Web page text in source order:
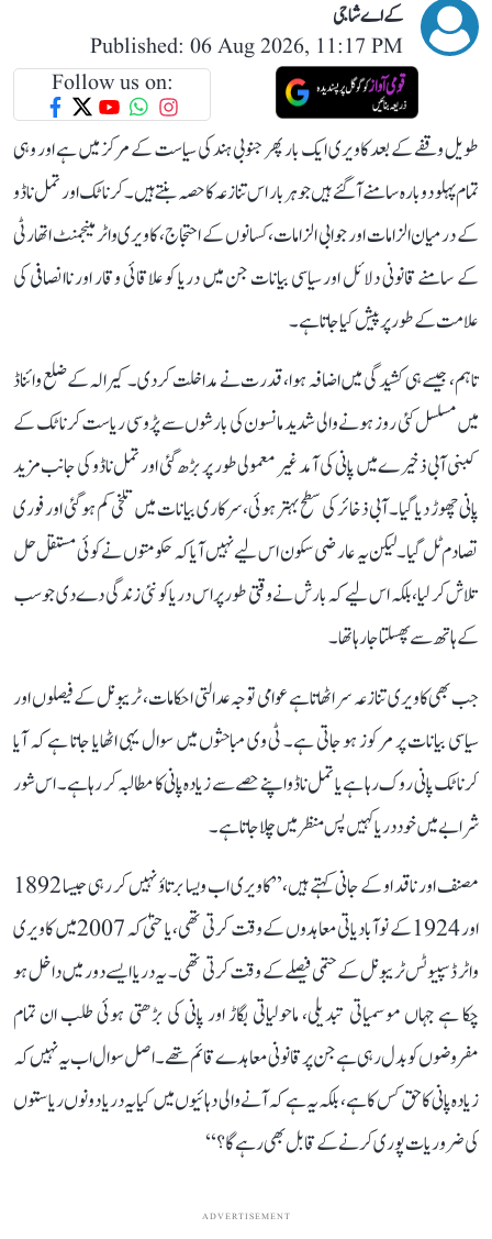
کے اے شاجی
Published: 06 Aug 2026, 11:17 PM
Follow us on:
طویل وقفے کے بعد کاویری ایک بار پھر جنوبی ہند کی سیاست کے مرکز میں ہے اور وہی
تمام پہلو دوبارہ سامنے آ گئے ہیں جو ہر بار اس تنازعہ کا حصہ بنتے ہیں۔ کرناٹک اور تمل ناڈو
کے درمیان الزامات اور جوابی الزامات، کسانوں کے احتجاج، کاویری واٹر مینجمنٹ اتھارٹی
کے سامنے قانونی دلائل اور سیاسی بیانات جن میں دریا کو علاقائی وقار اور ناانصافی کی
علامت کے طور پر پیش کیا جاتا ہے۔
تاہم، جیسے ہی کشیدگی میں اضافہ ہوا، قدرت نے مداخلت کر دی۔ کیرالہ کے ضلع وائناڈ
میں مسلسل کئی روز ہونے والی شدید مانسون کی بارشوں سے پڑوسی ریاست کرناٹک کے
کبنی آبی ذخیرے میں پانی کی آمد غیر معمولی طور پر بڑھ گئی اور تمل ناڈو کی جانب مزید
پانی چھوڑ دیا گیا۔ آبی ذخائر کی سطح بہتر ہوئی، سرکاری بیانات میں تلخی کم ہو گئی اور فوری
تصادم ٹل گیا۔ لیکن یہ عارضی سکون اس لیے نہیں آیا کہ حکومتوں نے کوئی مستقل حل
تلاش کر لیا، بلکہ اس لیے کہ بارش نے وقتی طور پر اس دریا کو نئی زندگی دے دی جو سب
کے ہاتھ سے پھسلتا جا رہا تھا۔
جب بھی کاویری تنازعہ سر اٹھاتا ہے عوامی توجہ عدالتی احکامات، ٹریبونل کے فیصلوں اور
سیاسی بیانات پر مرکوز ہو جاتی ہے۔ ٹی وی مباحثوں میں سوال یہی اٹھایا جاتا ہے کہ آیا
کرناٹک پانی روک رہا ہے یا تمل ناڈو اپنے حصے سے زیادہ پانی کا مطالبہ کر رہا ہے۔ اس شور
شرابے میں خود دریا کہیں پس منظر میں چلا جاتا ہے۔
مصنف اور ناقد او کے جانی کہتے ہیں، ’’کاویری اب ویسا برتاؤ نہیں کر رہی جیسا 1892
اور 1924 کے نوآبادیاتی معاہدوں کے وقت کرتی تھی، یا حتیٰ کہ 2007 میں کاویری
واٹر ڈسپیوٹس ٹریبونل کے حتمی فیصلے کے وقت کرتی تھی۔ یہ دریا ایسے دور میں داخل ہو
چکا ہے جہاں موسمیاتی تبدیلی، ماحولیاتی بگاڑ اور پانی کی بڑھتی ہوئی طلب ان تمام
مفروضوں کو بدل رہی ہے جن پر قانونی معاہدے قائم تھے۔ اصل سوال اب یہ نہیں کہ
زیادہ پانی کا حق کس کا ہے، بلکہ یہ ہے کہ آنے والی دہائیوں میں کیا یہ دریا دونوں ریاستوں
کی ضروریات پوری کرنے کے قابل بھی رہے گا؟‘‘
ADVERTISEMENT